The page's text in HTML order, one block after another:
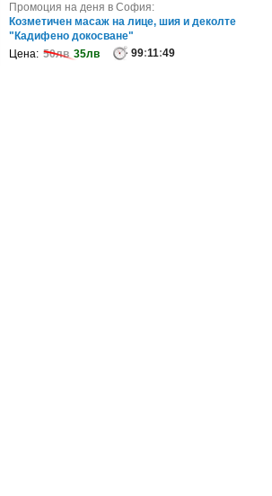
Промоция на деня в София:
Филип Аврамов и Малин Кръстев в "Пиесата,
която се обърка" на 14 Септември..
Цена: 27.38лв 23.47лв 99:
Промоция на деня в София:
Козметичен масаж на лице, шия и деколте
"Кадифено докосване"
Цена: 50лв 35лв 99:11:49